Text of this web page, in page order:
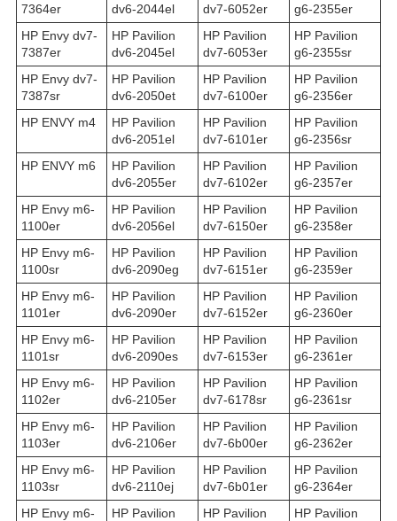
7364er
dv6-2044el
dv7-6052er
g6-2355er
HP Envy dv7-
7387er
HP Pavilion
dv6-2045el
HP Pavilion
dv7-6053er
HP Pavilion
g6-2355sr
HP Envy dv7-
7387sr
HP Pavilion
dv6-2050et
HP Pavilion
dv7-6100er
HP Pavilion
g6-2356er
HP ENVY m4
HP Pavilion
dv6-2051el
HP Pavilion
dv7-6101er
HP Pavilion
g6-2356sr
HP ENVY m6
HP Pavilion
dv6-2055er
HP Pavilion
dv7-6102er
HP Pavilion
g6-2357er
HP Envy m6-
1100er
HP Pavilion
dv6-2056el
HP Pavilion
dv7-6150er
HP Pavilion
g6-2358er
HP Envy m6-
1100sr
HP Pavilion
dv6-2090eg
HP Pavilion
dv7-6151er
HP Pavilion
g6-2359er
HP Envy m6-
1101er
HP Pavilion
dv6-2090er
HP Pavilion
dv7-6152er
HP Pavilion
g6-2360er
HP Envy m6-
1101sr
HP Pavilion
dv6-2090es
HP Pavilion
dv7-6153er
HP Pavilion
g6-2361er
HP Envy m6-
1102er
HP Pavilion
dv6-2105er
HP Pavilion
dv7-6178sr
HP Pavilion
g6-2361sr
HP Envy m6-
1103er
HP Pavilion
dv6-2106er
HP Pavilion
dv7-6b00er
HP Pavilion
g6-2362er
HP Envy m6-
1103sr
HP Pavilion
dv6-2110ej
HP Pavilion
dv7-6b01er
HP Pavilion
g6-2364er
HP Envy m6-
HP Pavilion
HP Pavilion
HP Pavilion